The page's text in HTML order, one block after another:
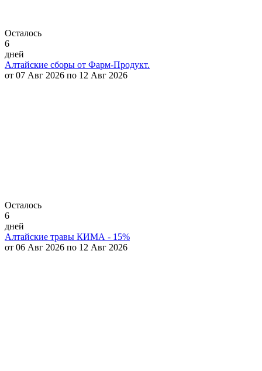
Осталось
6
дней
Алтайские сборы от Фарм-Продукт.
от 07 Авг 2026 по 12 Авг 2026
Осталось
6
дней
Алтайские травы КИМА - 15%
от 06 Авг 2026 по 12 Авг 2026